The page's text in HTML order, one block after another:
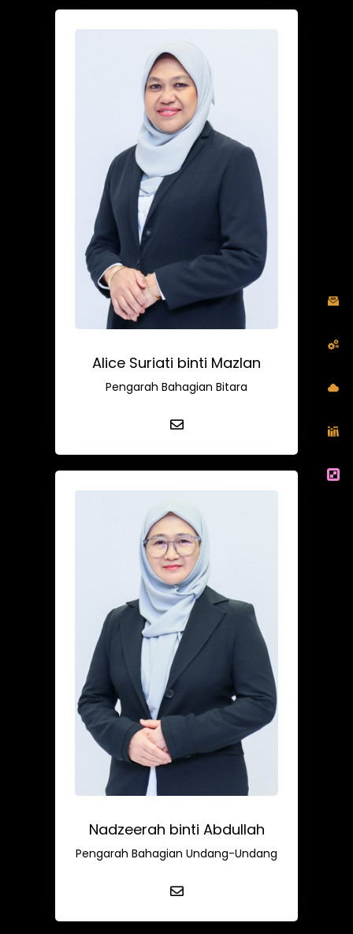
Alice Suriati binti Mazlan
Pengarah Bahagian Bitara
Nadzeerah binti Abdullah
Pengarah Bahagian Undang-Undang